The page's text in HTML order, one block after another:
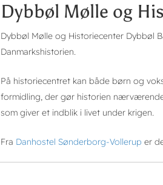
Dybbøl Mølle og
Dybbøl Mølle og Historiecenter Dybbøl
Danmarkshistorien.
På historiecentret kan både børn og
formidling, der gør historien
som giver et indblik i livet under krigen.
Fra Danhostel Sønderborg-Vollerup er